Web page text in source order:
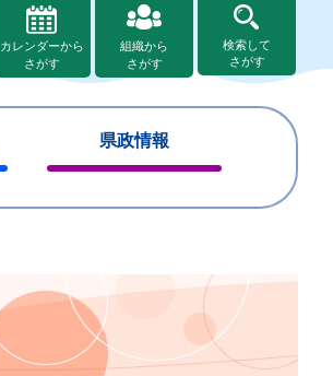
カレンダーから
さがす
組織から
さがす
検索して
さがす
県政情報
じ